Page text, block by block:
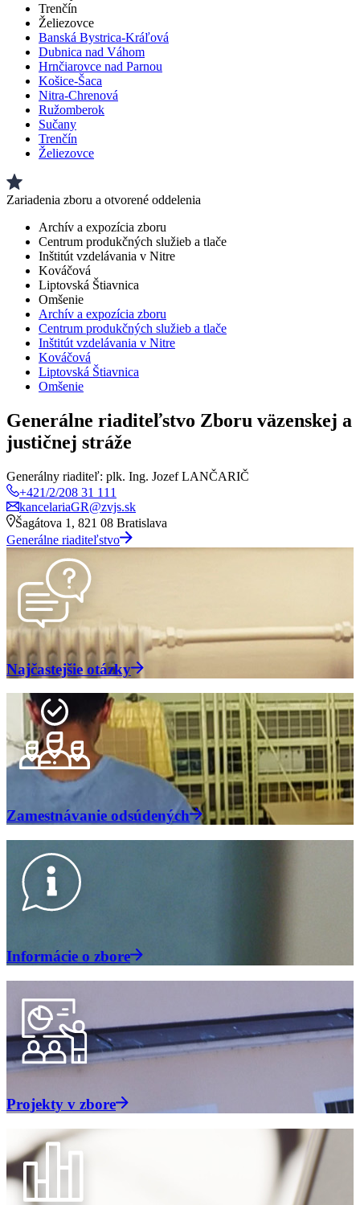
Trenčín
Želiezovce
Banská Bystrica-Kráľová
Dubnica nad Váhom
Hrnčiarovce nad Parnou
Košice-Šaca
Nitra-Chrenová
Ružomberok
Sučany
Trenčín
Želiezovce
Zariadenia zboru a otvorené oddelenia
Archív a expozícia zboru
Centrum produkčných služieb a tlače
Inštitút vzdelávania v Nitre
Kováčová
Liptovská Štiavnica
Omšenie
Archív a expozícia zboru
Centrum produkčných služieb a tlače
Inštitút vzdelávania v Nitre
Kováčová
Liptovská Štiavnica
Omšenie
Generálne riaditeľstvo Zboru väzenskej a
justičnej stráže
Generálny riaditeľ: plk. Ing. Jozef LANČARIČ
+421/2/208 31 111
kancelariaGR@zvjs.sk
Šagátova 1, 821 08 Bratislava
Generálne riaditeľstvo
Najčastejšie otázky
Zamestnávanie odsúdených
Informácie o zbore
Projekty v zbore